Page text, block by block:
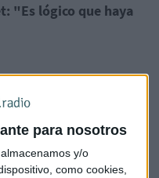
para nosotros
almacenamos y/o
como cookies,
"Es lógico que haya